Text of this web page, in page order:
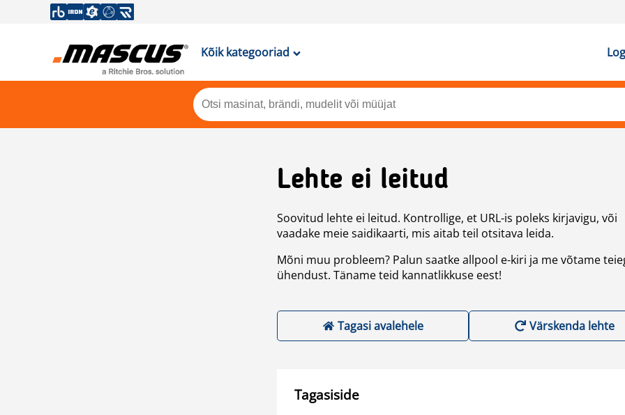
Kõik kategooriad
Lehte ei leitud
Soovitud lehte ei leitud. Kontrollige, et URL-is poleks kirjavigu, või
vaadake meie saidikaarti, mis aitab teil otsitava leida.
Mõni muu probleem? Palun saatke allpool e-kiri ja me võtame
ühendust. Täname teid kannatlikkuse eest!
Tagasi avalehele Värskenda lehte
Tagasiside